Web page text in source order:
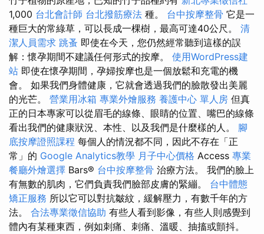
1,000 台北會計師 台北撥筋療法 種。 台中按摩整骨 它是一
種巨大的常綠草，可以長成一棵樹，最高可達40公尺。 清
潔人員需求 跳蚤 即使在今天，您仍然經常聽到這樣的誤
解：懷孕期間不建議任何形式的按摩。 使用WordPress建
站 即使在懷孕期間，孕婦按摩也是一個放鬆和充電的機
會。 如果我們身體健康，它就會透過我們的臉散發出美麗
的光芒。 營業用冰箱 專業外燴服務 養護中心 單人房 但真
正的日本專家可以從眉毛的線條、眼睛的位置、嘴巴的線條
看出我們的健康狀況、本性、以及我們是什麼樣的人。 腳
底按摩證照課程 每個人的情況都不同，因此不存在「正
常」的 Google Analytics教學 月子中心價格 Access 專業
餐廳外燴選擇 Bars®️ 台中按摩整骨 治療方法。 我們的臉上
有無數的肌肉，它們負責我們臉部皮膚的緊繃。 台中體態
矯正服務 所以它可以對抗皺紋，緩解壓力，有數千年的方
法。 合法專業徵信協助 有些人看到影像，有些人則感覺到
體內有某種東西，例如刺痛、刺痛、溫暖、抽搐或顫抖。